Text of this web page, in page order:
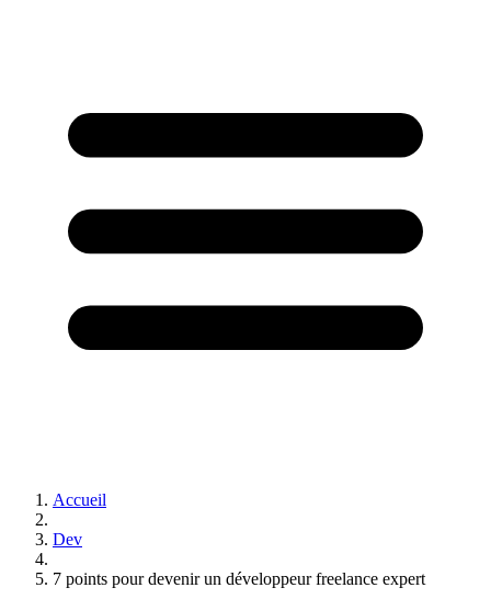
Accueil
Dev
7 points pour devenir un développeur freelance expert